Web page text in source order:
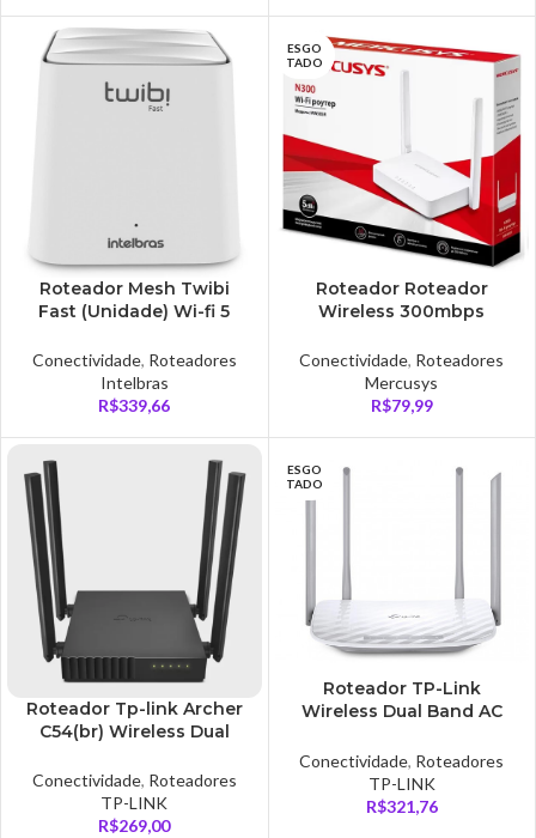
Roteador Mesh Twibi
Fast (Unidade) Wi-fi 5
Conectividade, Roteadores
Intelbras
R$339,66
ESGO
TADO
Roteador Roteador
Wireless 300mbps
Conectividade, Roteadores
Mercusys
R$79,99
Roteador Tp-link Archer
C54(br) Wireless Dual
Conectividade, Roteadores
TP-LINK
R$269,00
ESGO
TADO
Roteador TP-Link
Wireless Dual Band AC
Conectividade, Roteadores
TP-LINK
R$321,76